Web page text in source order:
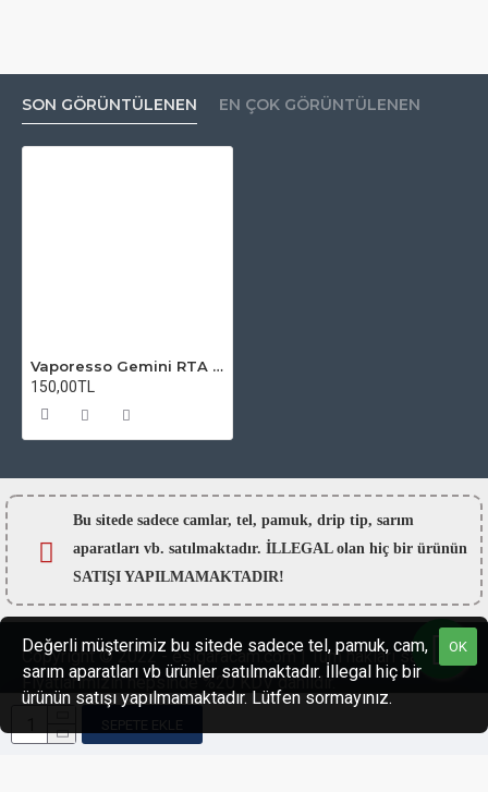
SON GÖRÜNTÜLENEN EN ÇOK GÖRÜNTÜLENEN
Vaporesso Gemini RTA Atomizer Camı
150,00TL
Bu sitede sadece camlar, tel, pamuk, drip tip, sarım
aparatları vb. satılmaktadır. İLLEGAL olan hiç bir ürünün
SATIŞI YAPILMAMAKTADIR!
Copyright © 2022 - esigaracam.com | Tüm hakları saklıdır.
Fiyatlarımızın hepsinde %20 KDV dahildir.
OK
Değerli müşterimiz bu sitede sadece tel, pamuk, cam,
sarım aparatları vb ürünler satılmaktadır. İllegal hiç bir
ürünün satışı yapılmamaktadır. Lütfen sormayınız.